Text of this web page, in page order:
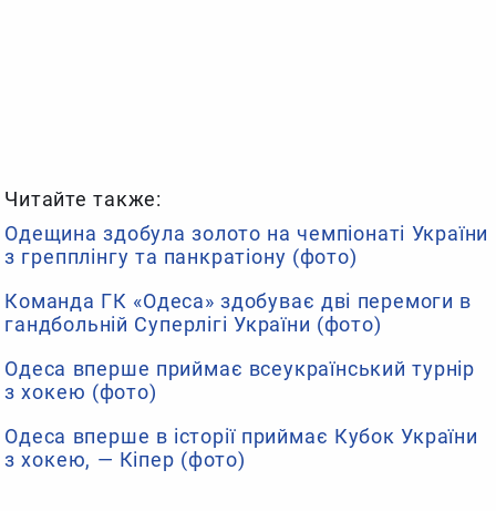
Читайте также:
Одещина здобула золото на чемпіонаті України
з грепплінгу та панкратіону (фото)
Команда ГК «Одеса» здобуває дві перемоги в
гандбольній Суперлігі України (фото)
Одеса вперше приймає всеукраїнський турнір
з хокею (фото)
Одеса вперше в історії приймає Кубок України
з хокею, — Кіпер (фото)